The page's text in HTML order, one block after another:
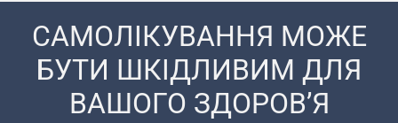
САМОЛІКУВАННЯ МОЖЕ
БУТИ ШКІДЛИВИМ ДЛЯ
ВАШОГО ЗДОРОВ’Я